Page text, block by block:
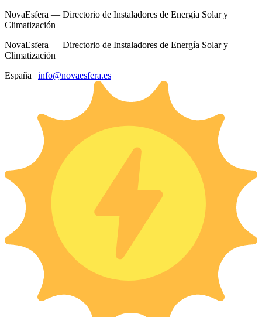
NovaEsfera — Directorio de Instaladores de Energía Solar y
Climatización
NovaEsfera — Directorio de Instaladores de Energía Solar y
Climatización
España | info@novaesfera.es